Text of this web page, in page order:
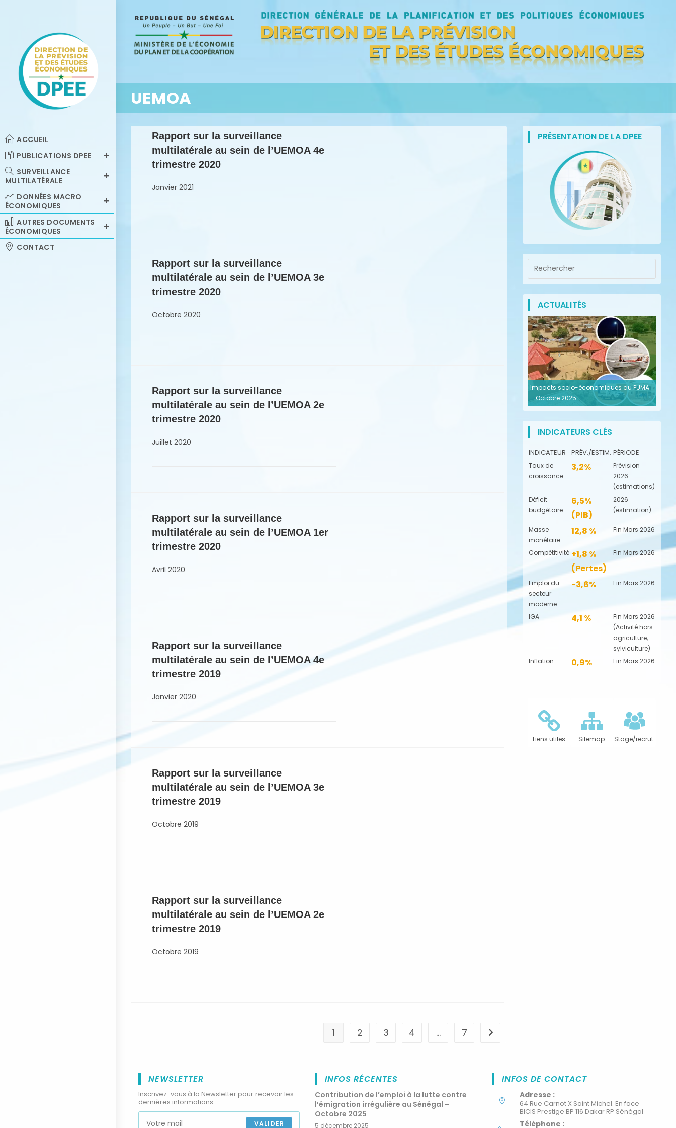
ACCUEIL
PUBLICATIONS DPEE
SURVEILLANCE
MULTILATÉRALE
DONNÉES MACRO
ÉCONOMIQUES
AUTRES DOCUMENTS
ÉCONOMIQUES
CONTACT
UEMOA
Rapport sur la surveillance
multilatérale au sein de l’UEMOA 4e
trimestre 2020
Janvier 2021
Rapport sur la surveillance
multilatérale au sein de l’UEMOA 3e
trimestre 2020
Octobre 2020
Rapport sur la surveillance
multilatérale au sein de l’UEMOA 2e
trimestre 2020
Juillet 2020
Rapport sur la surveillance
multilatérale au sein de l’UEMOA 1er
trimestre 2020
Avril 2020
Rapport sur la surveillance
multilatérale au sein de l’UEMOA 4e
trimestre 2019
Janvier 2020
Rapport sur la surveillance
multilatérale au sein de l’UEMOA 3e
trimestre 2019
Octobre 2019
Rapport sur la surveillance
multilatérale au sein de l’UEMOA 2e
trimestre 2019
Octobre 2019
1 2 3 4 … 7
PRÉSENTATION DE LA DPEE
ACTUALITÉS
Impacts socio-économiques du PUMA
– Octobre 2025
INDICATEURS CLÉS
INDICATEUR PRÉV./ESTIM. PÉRIODE
Taux de
croissance
3,2%
Prévision
2026
(estimations)
Déficit
budgétaire
6,5%
(PIB)
2026
(estimation)
Masse
monétaire
12,8 % Fin Mars 2026
Compétitivité +1,8 %
(Pertes)
Fin Mars 2026
Emploi du
secteur
moderne
-3,6% Fin Mars 2026
IGA 4,1 %
Fin Mars 2026
(Activité hors
agriculture,
sylviculture)
Inflation
0,9% Fin Mars 2026
Liens utiles Sitemap Stage/recrut.
NEWSLETTER
Inscrivez-vous à la Newsletter pour recevoir les
dernières informations.
VALIDER
INFOS RÉCENTES
Contribution de l’emploi à la lutte contre
l’émigration irrégulière au Sénégal –
Octobre 2025
5 décembre 2025
INFOS DE CONTACT
Adresse :
64 Rue Carnot X Saint Michel. En face
BICIS Prestige BP 116 Dakar RP Sénégal
Téléphone :